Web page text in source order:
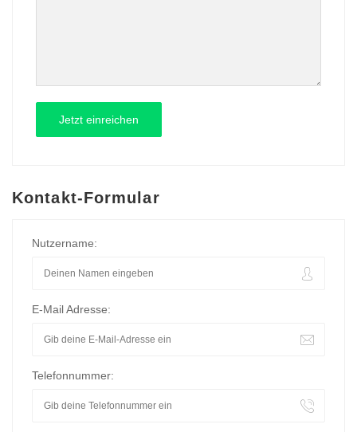
Kontakt-Formular
Nutzername:
E-Mail Adresse:
Telefonnummer: